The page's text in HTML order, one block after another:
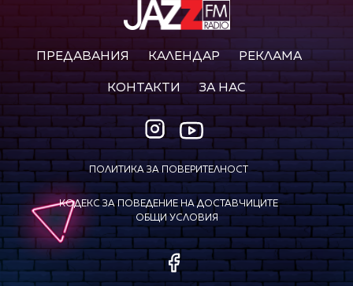
ПРЕДАВАНИЯ КАЛЕНДАР РЕКЛАМА
КОНТАКТИ ЗА НАС
ПОЛИТИКА ЗА ПОВЕРИТЕЛНОСТ
КОДЕКС ЗА ПОВЕДЕНИЕ НА ДОСТАВЧИЦИТЕ
ОБЩИ УСЛОВИЯ